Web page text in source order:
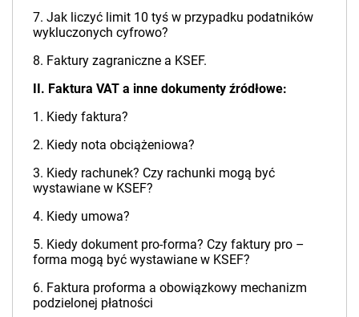
7. Jak liczyć limit 10 tyś w przypadku podatników
wykluczonych cyfrowo?
8. Faktury zagraniczne a KSEF.
II. Faktura VAT a inne dokumenty źródłowe:
1. Kiedy faktura?
2. Kiedy nota obciążeniowa?
3. Kiedy rachunek? Czy rachunki mogą być
wystawiane w KSEF?
4. Kiedy umowa?
5. Kiedy dokument pro-forma? Czy faktury pro –
forma mogą być wystawiane w KSEF?
6. Faktura proforma a obowiązkowy mechanizm
podzielonej płatności